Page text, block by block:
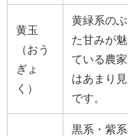
黄玉
（おう
ぎょ
く）
黄緑系の
た甘みが
ている農
はあまり
です。
黒系・紫